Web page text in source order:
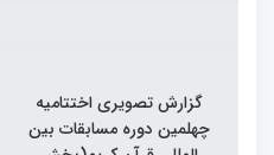
گزارش تصویری اختتامیه
چهلمین دوره مسابقات بین